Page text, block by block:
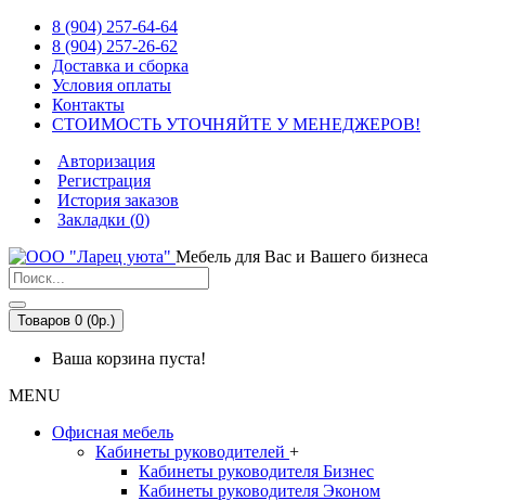
8 (904) 257-64-64
8 (904) 257-26-62
Доставка и сборка
Условия оплаты
Контакты
СТОИМОСТЬ УТОЧНЯЙТЕ У МЕНЕДЖЕРОВ!
Авторизация
Регистрация
История заказов
Закладки (0)
Мебель для Вас и Вашего бизнеса
Товаров 0 (0р.)
Ваша корзина пуста!
MENU
Офисная мебель
Кабинеты руководителей +
Кабинеты руководителя Бизнес
Кабинеты руководителя Эконом